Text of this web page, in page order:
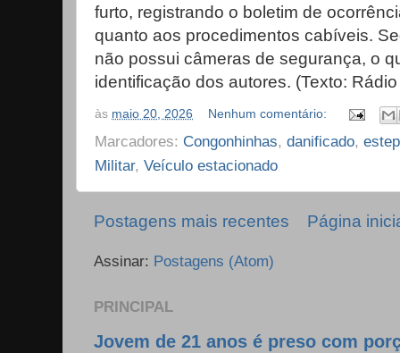
furto, registrando o boletim de
quanto aos procedimentos cabíveis.
não possui câmeras de segurança, o
identificação dos autores. (Texto:
às maio 20, 2026 Nenhum comentário:
Marcadores: Congonhinhas, danificado,
Militar, Veículo estacionado
Postagens mais recentes Página
Assinar: Postagens (Atom)
PRINCIPAL
Jovem de 21 anos é preso com